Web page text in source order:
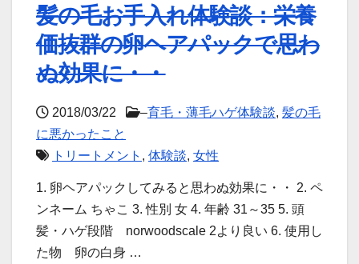
髪の毛お手入れ体験談：栄養
価抜群の卵ヘアパックで思わ
ぬ効果に・・
2018/03/22 –育毛・薄毛ハゲ体験談, 髪の毛
に悪かったこと
トリートメント , 体験談, 女性
1. 卵ヘアパックしてみると思わぬ効果に・・ 2. ペ
ンネーム ちゃこ 3. 性別 女 4. 年齢 31～35 5. 頭
髪・ハゲ段階 norwoodscale 2より良い 6. 使用し
た物 卵の白身 …